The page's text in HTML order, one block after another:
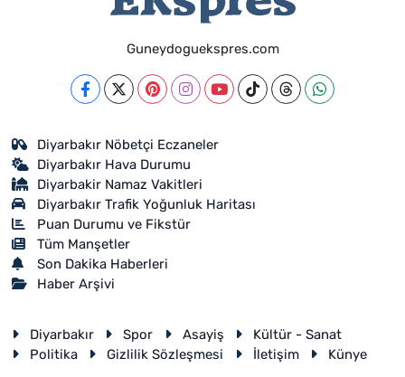
Guneydoguekspres.com
Diyarbakır Nöbetçi Eczaneler
Diyarbakır Hava Durumu
Diyarbakir Namaz Vakitleri
Diyarbakır Trafik Yoğunluk Haritası
Puan Durumu ve Fikstür
Tüm Manşetler
Son Dakika Haberleri
Haber Arşivi
Diyarbakır Spor Asayiş
Kültür - Sanat
Politika
Gizlilik Sözleşmesi İletişim Künye